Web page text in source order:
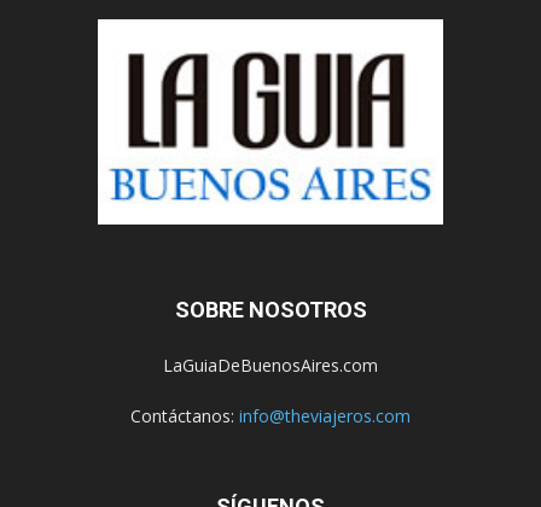
SOBRE NOSOTROS
LaGuiaDeBuenosAires.com
Contáctanos: info@theviajeros.com